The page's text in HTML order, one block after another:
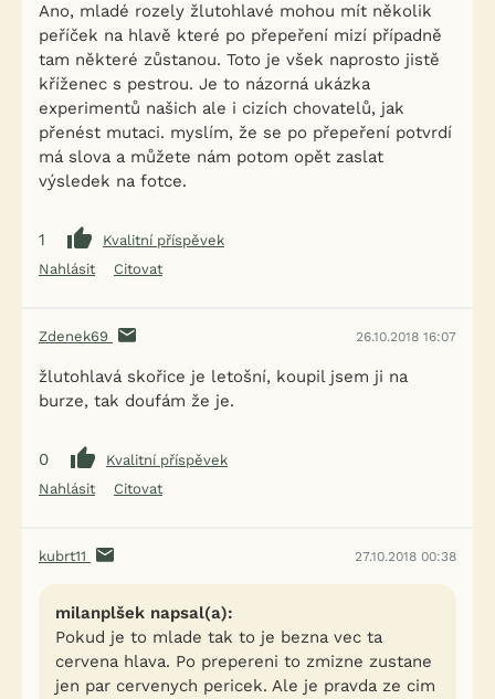
Ano, mladé rozely žlutohlavé mohou mít několik
peříček na hlavě které po přepeření mizí případně
tam některé zůstanou. Toto je všek naprosto jistě
kříženec s pestrou. Je to názorná ukázka
experimentů našich ale i cizích chovatelů, jak
přenést mutaci. myslím, že se po přepeření potvrdí
má slova a můžete nám potom opět zaslat
výsledek na fotce.
1
Kvalitní příspěvek
Nahlásit
Citovat
Zdenek69 26.10.2018 16:07
žlutohlavá skořice je letošní, koupil jsem ji na
burze, tak doufám že je.
0
Kvalitní příspěvek
Nahlásit
Citovat
kubrt11 27.10.2018 00:38
milanplšek napsal(a):
Pokud je to mlade tak to je bezna vec ta
cervena hlava. Po prepereni to zmizne zustane
jen par cervenych pericek. Ale je pravda ze cim